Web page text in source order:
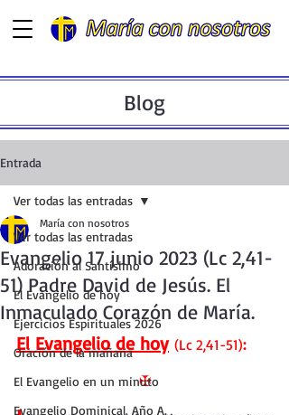
Blog
Entrada
Ver todas las entradas
Adoración al Santísimo
El Evangelio de hoy
Ejercicios Espirituales 2026
Oración de la mañana
El Evangelio en un minuto
Evangelio Dominical. Año A.
Ver todas las entradas
Evangelio 17 junio 2023 (Lc 2,41-
51) Padre David de Jesús. El
Inmaculado Corazón de María.
María con nosotros
El Evangelio de hoy (Lc 2,41-51):
✠